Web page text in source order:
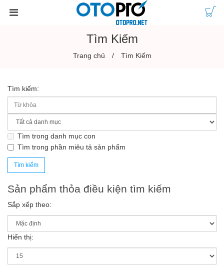
Tìm Kiếm
Trang chủ Tìm Kiếm
Tìm kiếm:
Tìm trong danh mục con
Tìm trong phần miêu tả sản phẩm
Sản phẩm thỏa điều kiện tìm kiếm
Sắp xếp theo:
Hiển thị: